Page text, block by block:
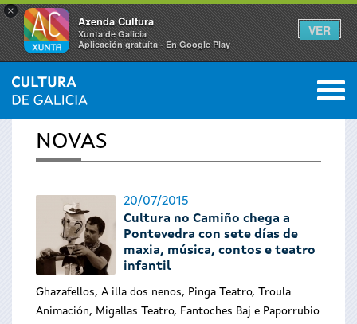
×
Axenda Cultura
Xunta de Galicia
Aplicación gratuíta - En Google Play
VER
Vostede
está
aquí
INICIO › ACTUALIDADE 0
NOVAS
20/07/2015
Cultura no Camiño chega a
Pontevedra con sete días de
maxia, música, contos e teatro
infantil
Ghazafellos, A illa dos nenos, Pinga Teatro, Troula
Animación, Migallas Teatro, Fantoches Baj e Paporrubio